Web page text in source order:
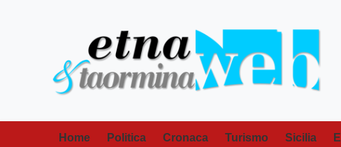
Home Politica Cronaca Turismo Sicilia